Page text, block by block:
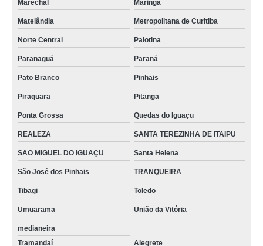
Marechal Maringá
Matelândia Metropolitana de Curitiba
Norte Central Palotina
Paranaguá Paraná
Pato Branco Pinhais
Piraquara Pitanga
Ponta Grossa Quedas do Iguaçu
REALEZA SANTA TEREZINHA DE ITAIPU
SAO MIGUEL DO IGUAÇU Santa Helena
São José dos Pinhais TRANQUEIRA
Tibagi Toledo
Umuarama União da Vitória
medianeira
Tramandaí
Alegrete